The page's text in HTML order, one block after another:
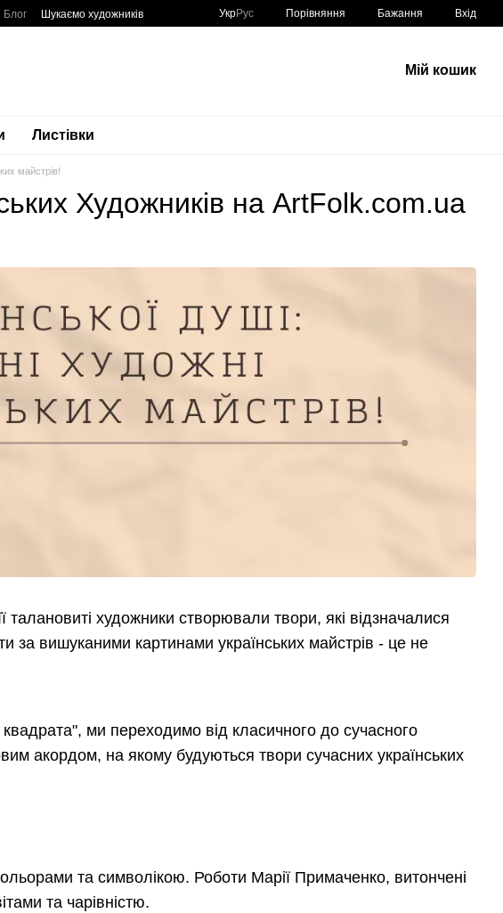
Блог
Шукаємо художників
УкрРус Порівняння Бажання Вхід
Мій кошик
Листівки
майстрів!
Художників на ArtFolk.com.ua
талановиті художники створювали твори, які відзначалися
за вишуканими картинами українських майстрів - це не
ми переходимо від класичного до сучасного
акордом, на якому будуються твори сучасних українських
та символікою. Роботи Марії Примаченко, витончені
та чарівністю.